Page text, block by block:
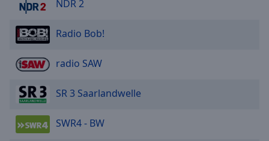
NDR 2
Radio Bob!
radio SAW
SR 3 Saarlandwelle
SWR4 - BW